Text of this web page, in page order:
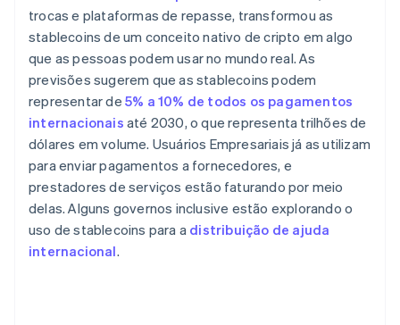
trocas e plataformas de repasse, transformou as
stablecoins de um conceito nativo de cripto em algo
que as pessoas podem usar no mundo real. As
previsões sugerem que as stablecoins podem
representar de 5% a 10% de todos os pagamentos
internacionais até 2030, o que representa trilhões de
dólares em volume. Usuários Empresariais já as utilizam
para enviar pagamentos a fornecedores, e
prestadores de serviços estão faturando por meio
delas. Alguns governos inclusive estão explorando o
uso de stablecoins para a distribuição de ajuda
internacional.